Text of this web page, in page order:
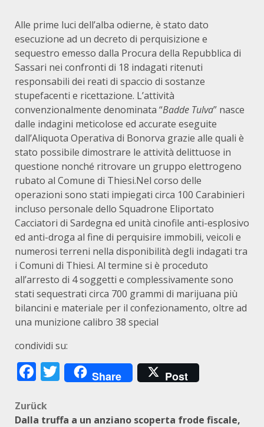
Alle prime luci dell’alba odierne, è stato dato
esecuzione ad un decreto di perquisizione e
sequestro emesso dalla Procura della Repubblica di
Sassari nei confronti di 18 indagati ritenuti
responsabili dei reati di spaccio di sostanze
stupefacenti e ricettazione. L’attività
convenzionalmente denominata “Badde Tulva” nasce
dalle indagini meticolose ed accurate eseguite
dall’Aliquota Operativa di Bonorva grazie alle quali è
stato possibile dimostrare le attività delittuose in
questione nonché ritrovare un gruppo elettrogeno
rubato al Comune di Thiesi.Nel corso delle
operazioni sono stati impiegati circa 100 Carabinieri
incluso personale dello Squadrone Eliportato
Cacciatori di Sardegna ed unità cinofile anti-esplosivo
ed anti-droga al fine di perquisire immobili, veicoli e
numerosi terreni nella disponibilità degli indagati tra
i Comuni di Thiesi. Al termine si è proceduto
all’arresto di 4 soggetti e complessivamente sono
stati sequestrati circa 700 grammi di marijuana più
bilancini e materiale per il confezionamento, oltre ad
una munizione calibro 38 special
condividi su:
Facebook
Twitter
Share Post
Beitragsnavigation
Zurück
Dalla truffa a un anziano scoperta frode fiscale,